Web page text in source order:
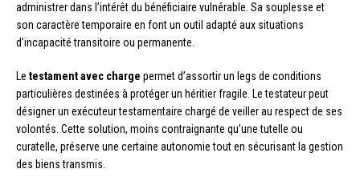
administrer dans l’intérêt du bénéficiaire vulnérable. Sa souplesse et
son caractère temporaire en font un outil adapté aux situations
d’incapacité transitoire ou permanente.
Le testament avec charge permet d’assortir un legs de conditions
particulières destinées à protéger un héritier fragile. Le testateur peut
désigner un exécuteur testamentaire chargé de veiller au respect de ses
volontés. Cette solution, moins contraignante qu’une tutelle ou
curatelle, préserve une certaine autonomie tout en sécurisant la gestion
des biens transmis.